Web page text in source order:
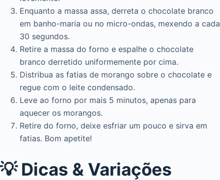
Enquanto a massa assa, derreta o chocolate branco
em banho-maria ou no micro-ondas, mexendo a cada
30 segundos.
Retire a massa do forno e espalhe o chocolate
branco derretido uniformemente por cima.
Distribua as fatias de morango sobre o chocolate e
regue com o leite condensado.
Leve ao forno por mais 5 minutos, apenas para
aquecer os morangos.
Retire do forno, deixe esfriar um pouco e sirva em
fatias. Bom apetite!
💡 Dicas & Variações